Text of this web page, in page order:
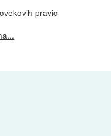
pravic